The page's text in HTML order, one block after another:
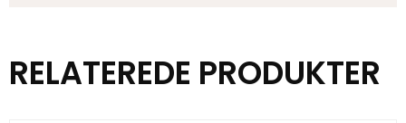
RELATEREDE PRODUKTER